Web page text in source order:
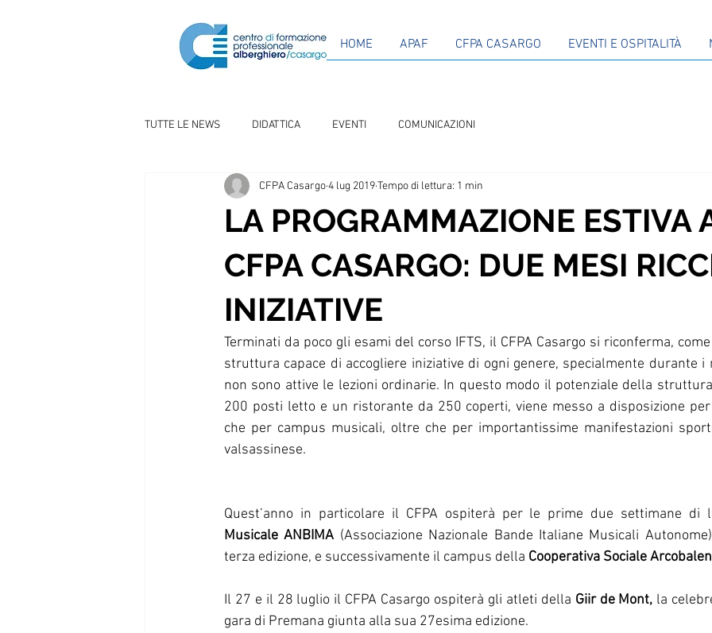
HOME APAF CFPA CASARGO EVENTI E OSPITALITÀ
TUTTE LE NEWS DIDATTICA EVENTI COMUNICAZIONI
LA PROGRAMMAZIONE ESTIVA
CFPA CASARGO: DUE MESI
INIZIATIVE
CFPA Casargo4 lug 2019Tempo di lettura: 1 min
Terminati da poco gli esami del corso IFTS, il CFPA Casargo si riconferma,
struttura capace di accogliere iniziative di ogni genere, specialmente durante i
non sono attive le lezioni ordinarie. In questo modo il potenziale della
200 posti letto e un ristorante da 250 coperti, viene messo a disposizione
che per campus musicali, oltre che per importantissime manifestazioni
valsassinese.
Quest’anno in particolare il CFPA ospiterà per le prime due settimane di
Musicale ANBIMA (Associazione Nazionale Bande Italiane Musicali
terza edizione, e successivamente il campus della Cooperativa Sociale
Il 27 e il 28 luglio il CFPA Casargo ospiterà gli atleti della Giir de Mont, la
gara di Premana giunta alla sua 27esima edizione.